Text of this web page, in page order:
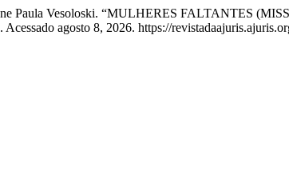
Paula Vesoloski. “MULHERES FALTANTES
agosto 8, 2026. https://